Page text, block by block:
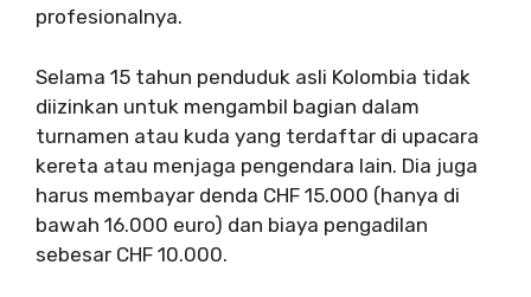
profesionalnya.
Selama 15 tahun penduduk asli Kolombia tidak
diizinkan untuk mengambil bagian dalam
turnamen atau kuda yang terdaftar di upacara
kereta atau menjaga pengendara lain. Dia juga
harus membayar denda CHF 15.000 (hanya di
bawah 16.000 euro) dan biaya pengadilan
sebesar CHF 10.000.